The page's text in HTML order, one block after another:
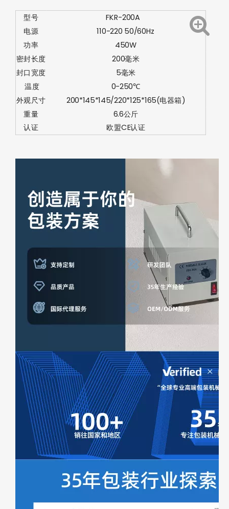
型号 FKR-200A
电源
110-220 50/60Hz
功率
450W
密封长度
200毫米
封口宽度
5毫米
温度
0-250℃
外观尺寸
200*145*145/220*125*165(电器箱)
重量 6.6公斤
认证 欧盟CE认证